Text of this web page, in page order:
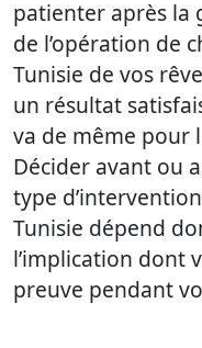
patienter après la
de l’opération de
Tunisie de vos
un résultat
va de même pour
Décider avant ou
type
Tunisie dépend
l’implication dont
preuve pendant